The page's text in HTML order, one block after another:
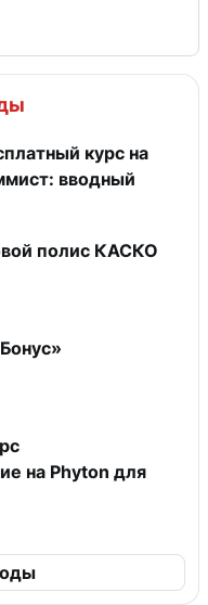
курс на
вводный
полис КАСКО
на Phyton для